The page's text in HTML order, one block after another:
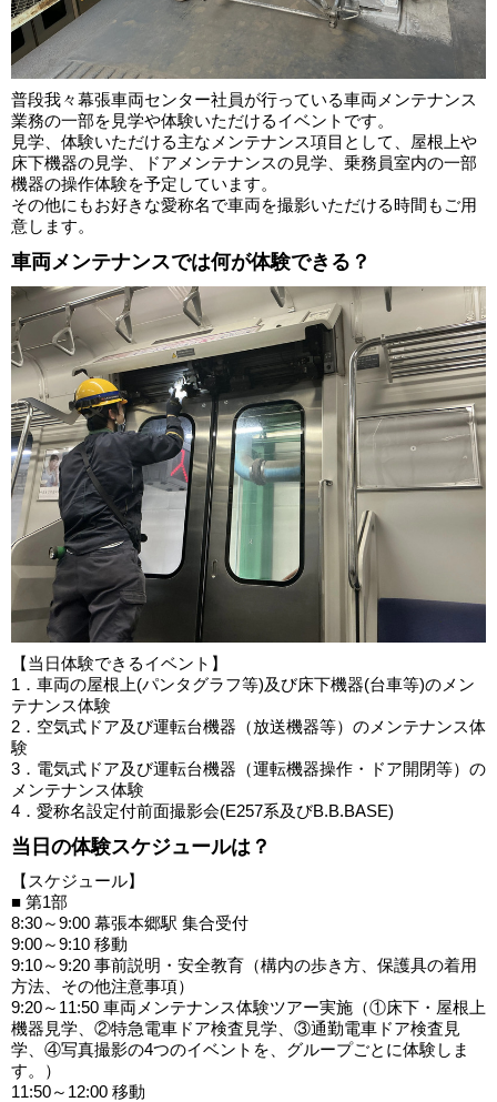
普段我々幕張車両センター社員が行っている車両メンテナンス
業務の一部を見学や体験いただけるイベントです。
見学、体験いただける主なメンテナンス項目として、屋根上や
床下機器の見学、ドアメンテナンスの見学、乗務員室内の一部
機器の操作体験を予定しています。
その他にもお好きな愛称名で車両を撮影いただける時間もご用
意します。
車両メンテナンスでは何が体験できる？
【当日体験できるイベント】
1．車両の屋根上(パンタグラフ等)及び床下機器(台車等)のメン
テナンス体験
2．空気式ドア及び運転台機器（放送機器等）のメンテナンス体
験
3．電気式ドア及び運転台機器（運転機器操作・ドア開閉等）の
メンテナンス体験
4．愛称名設定付前面撮影会(E257系及びB.B.BASE)
当日の体験スケジュールは？
【スケジュール】
■ 第1部
8:30～9:00 幕張本郷駅 集合受付
9:00～9:10 移動
9:10～9:20 事前説明・安全教育（構内の歩き方、保護具の着用
方法、その他注意事項）
9:20～11:50 車両メンテナンス体験ツアー実施（①床下・屋根上
機器見学、②特急電車ドア検査見学、③通勤電車ドア検査見
学、④写真撮影の4つのイベントを、グループごとに体験しま
す。）
11:50～12:00 移動